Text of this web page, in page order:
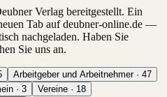
Verlag bereitgestellt. Ein
Tab auf deubner-online.de —
nachgeladen. Haben Sie
Sie uns an.
Arbeitgeber und Arbeitnehmer· 47
· 3 Vereine · 18